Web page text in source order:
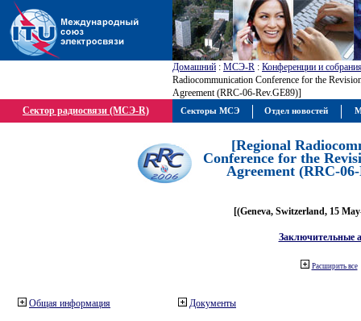
Домашний : МСЭ-R : Конференции и
Radiocommunication Conference for the
Agreement (RRC-06-Rev.GE89)]
Сектор радиосвязи (МСЭ-R)
[Regional
Conference for the
Agreement (RRC-
[(Geneva, Switzerland, 15
Заключительные
Расширить все
Общая информация Документы
Секторы МСЭ Отдел новостей